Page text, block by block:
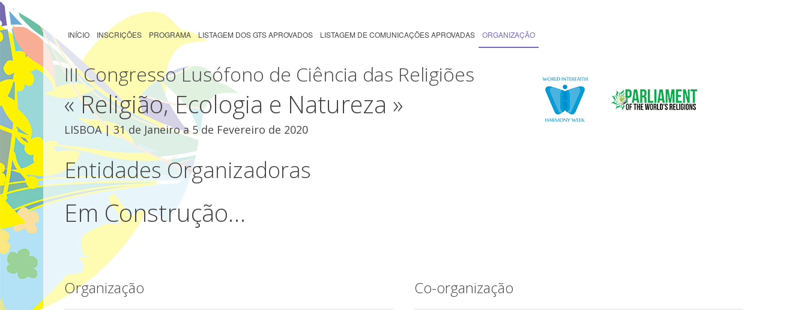
INÍCIO INSCRIÇÕES PROGRAMA LISTAGEM DOS GTS APROVADOS LISTAGEM DE COMUNICAÇÕES APROVADAS ORGANIZAÇÃO
III Congresso Lusófono de Ciência das Religiões
« Religião, Ecologia e Natureza »
LISBOA | 31 de Janeiro a 5 de Fevereiro de 2020
Entidades Organizadoras
Em Construção…
Organização Co-organização